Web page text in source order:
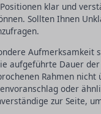
klar und
Sollten Ihnen
Aufmerksamkeit
aufgeführte Dauer
Rahmen
oder
zur Seite,